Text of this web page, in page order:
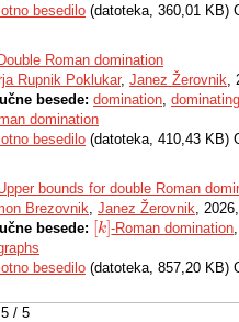
/ 5
besedilo (datoteka, 360,01 KB)
Double Roman domination
Rupnik Poklukar, Janez Žerovnik,
besede: domination,
domination
besedilo (datoteka, 410,43 KB)
bounds for double Roman
Brezovnik, Janez Žerovnik,
besede: [k]
k] -Roman domination
besedilo (datoteka, 857,20 KB)